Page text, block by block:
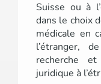
Suisse ou à
dans le choix
médicale en
l’étranger,
recherche
juridique à